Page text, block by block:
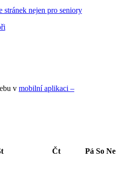
stránek nejen pro seniory
v mobilní aplikaci –
Čt Pá So Ne